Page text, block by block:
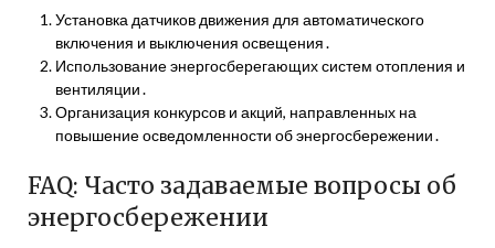
Установка датчиков движения для автоматического
включения и выключения освещения․
Использование энергосберегающих систем отопления и
вентиляции․
Организация конкурсов и акций, направленных на
повышение осведомленности об энергосбережении․
FAQ: Часто задаваемые вопросы об
энергосбережении